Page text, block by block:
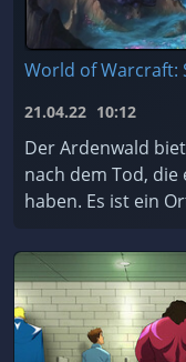
World of Warcraft:
21.04.22 10:12
Der Ardenwald
nach dem Tod,
haben. Es ist ein
...